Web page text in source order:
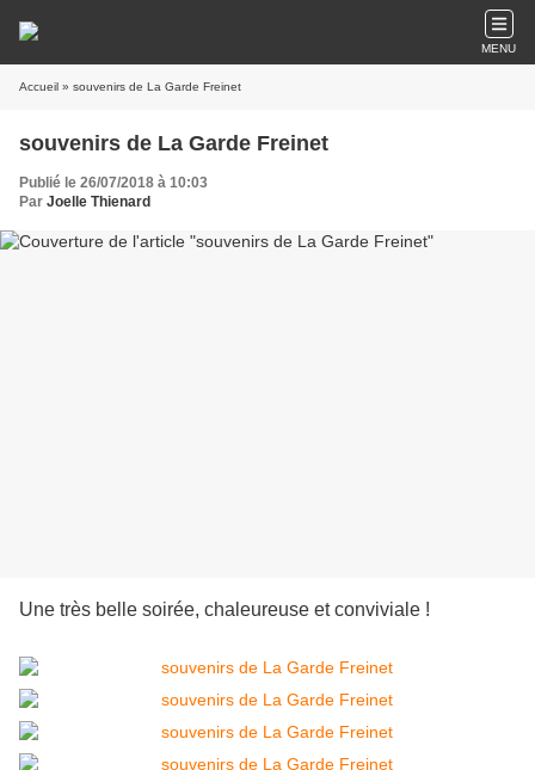
MENU
Accueil » souvenirs de La Garde Freinet
souvenirs de La Garde Freinet
Publié le 26/07/2018 à 10:03
Par Joelle Thienard
Une très belle soirée, chaleureuse et conviviale !